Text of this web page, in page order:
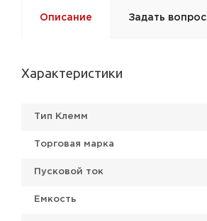
Описание Задать вопрос
Характеристики
Тип Клемм
Торговая марка
Пусковой ток
Емкость